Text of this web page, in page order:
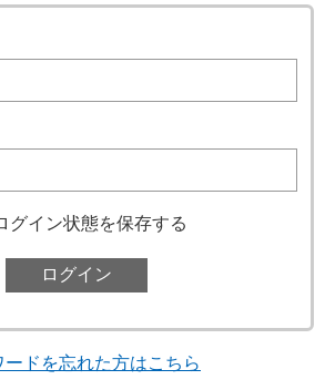
グイン状態を保存する
ードを忘れた方はこちら